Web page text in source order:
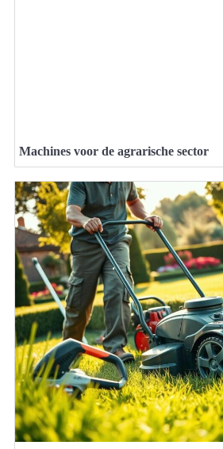
Machines voor de agrarische sector